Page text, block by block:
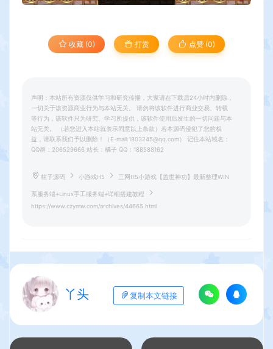
收藏 (0) 打赏 点赞 (0)
声明：本站所有资源仅供学习和研究传播，大家请在下载后24小时内删除，
一切关于该资源商业行为与本站无关。 请勿将该软件进行商业交易、转载
等行为，该软件只为研究、学习所提供，该软件使用后发生的一切问题与本
站无关。 （若您进入本站就表示同意以上条款）若本源码侵犯了您的权
益，请联系我们予以删除！（E-mail:1803245@qq.com） 记住本站域名：
QQ群：206529666 站长：橘子 QQ：188588162
桔子源码 小游戏H5 三网H5小游戏【盖世神功】最新整理WIN
系服务端+Linux手工服务端+详细搭建教程
https://www.czymw.com/archives/44665.html
丫头 复制本文链接